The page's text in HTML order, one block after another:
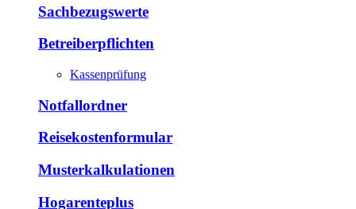
Sachbezugswerte
Betreiberpflichten
Kassenprüfung
Notfallordner
Reisekostenformular
Musterkalkulationen
Hogarenteplus